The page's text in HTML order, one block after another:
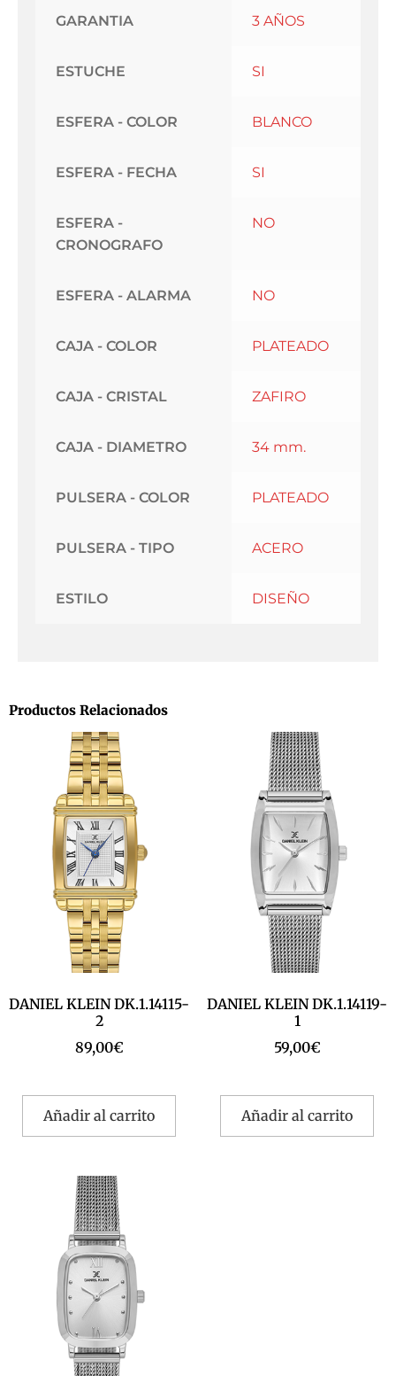
GARANTIA 3 AÑOS
ESTUCHE SI
ESFERA - COLOR BLANCO
ESFERA - FECHA SI
ESFERA -
CRONOGRAFO
NO
ESFERA - ALARMA NO
CAJA - COLOR PLATEADO
CAJA - CRISTAL ZAFIRO
CAJA - DIAMETRO 34 mm.
PULSERA - COLOR PLATEADO
PULSERA - TIPO ACERO
ESTILO DISEÑO
Productos Relacionados
DANIEL KLEIN DK.1.14115-
2
89,00€
Añadir al carrito
DANIEL KLEIN DK.1.14119-
1
59,00€
Añadir al carrito